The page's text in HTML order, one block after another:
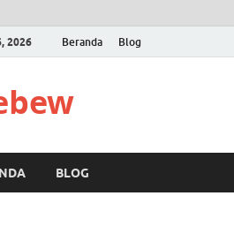
2026 Beranda Blog
BLOG